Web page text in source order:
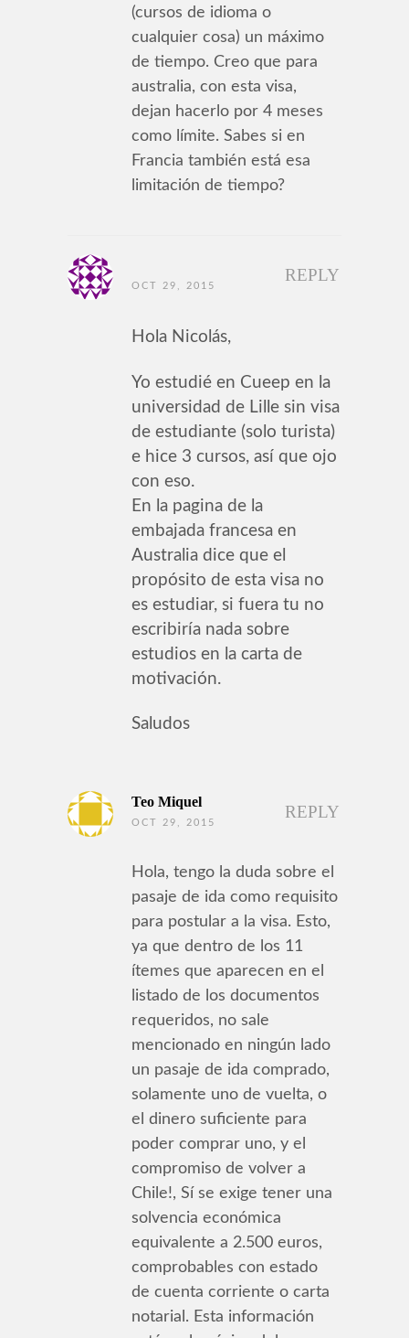
(cursos de idioma o
cualquier cosa) un máximo
de tiempo. Creo que para
australia, con esta visa,
dejan hacerlo por 4 meses
como límite. Sabes si en
Francia también está esa
limitación de tiempo?
OCT 29, 2015
REPLY
Hola Nicolás,
Yo estudié en Cueep en la
universidad de Lille sin visa
de estudiante (solo turista)
e hice 3 cursos, así que ojo
con eso.
En la pagina de la
embajada francesa en
Australia dice que el
propósito de esta visa no
es estudiar, si fuera tu no
escribiría nada sobre
estudios en la carta de
motivación.
Saludos
Teo Miquel
OCT 29, 2015
REPLY
Hola, tengo la duda sobre el
pasaje de ida como requisito
para postular a la visa. Esto,
ya que dentro de los 11
ítemes que aparecen en el
listado de los documentos
requeridos, no sale
mencionado en ningún lado
un pasaje de ida comprado,
solamente uno de vuelta, o
el dinero suficiente para
poder comprar uno, y el
compromiso de volver a
Chile!, Sí se exige tener una
solvencia económica
equivalente a 2.500 euros,
comprobables con estado
de cuenta corriente o carta
notarial. Esta información